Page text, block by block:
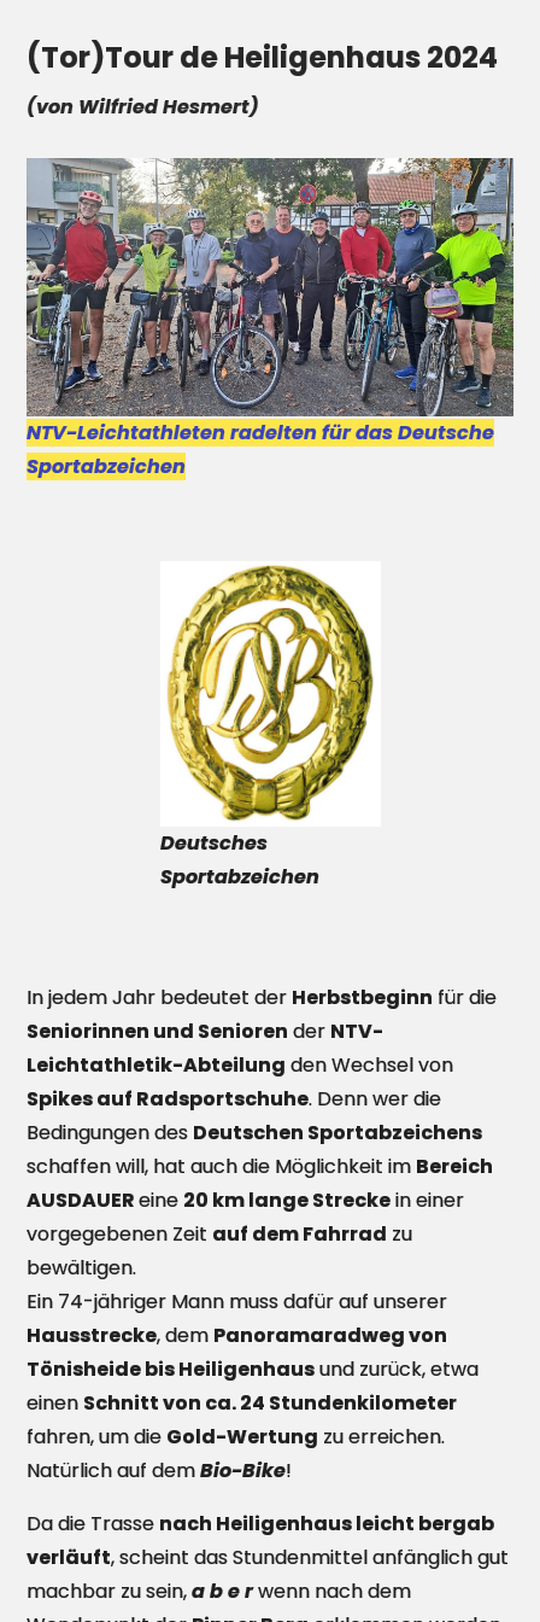
(Tor)Tour de Heiligenhaus 2024
(von Wilfried Hesmert)
NTV-Leichtathleten radelten für das Deutsche
Sportabzeichen
Deutsches
Sportabzeichen
In jedem Jahr bedeutet der Herbstbeginn für die
Seniorinnen und Senioren der NTV-
Leichtathletik-Abteilung den Wechsel von
Spikes auf Radsportschuhe. Denn wer die
Bedingungen des Deutschen Sportabzeichens
schaffen will, hat auch die Möglichkeit im Bereich
AUSDAUEReine 20 km lange Streckein einer
vorgegebenen Zeit auf dem Fahrrad zu
bewältigen.
Ein 74-jähriger Mann muss dafür auf unserer
Hausstrecke, dem Panoramaradweg von
Tönisheide bis Heiligenhausund zurück, etwa
einen Schnitt von ca. 24 Stundenkilometer
fahren, um die Gold-Wertung zu erreichen.
Natürlich auf demBio-Bike!
Da die Trasse nach Heiligenhaus leicht bergab
verläuft, scheint das Stundenmittel anfänglich gut
machbar zu sein,a b e rwenn nach dem